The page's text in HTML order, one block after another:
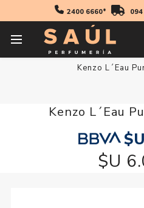
2400 6660*
Fragancias
Kenzo L´Eau
Kenzo L´Eau
$U